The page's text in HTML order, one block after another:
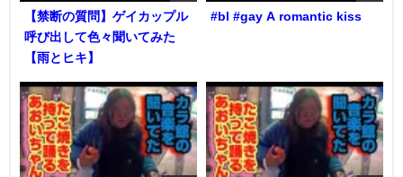
【禁断の質問】ゲイカップル
呼び出して色々聞いてみた
【雨とヒキ】
#bl #gay A romantic kiss